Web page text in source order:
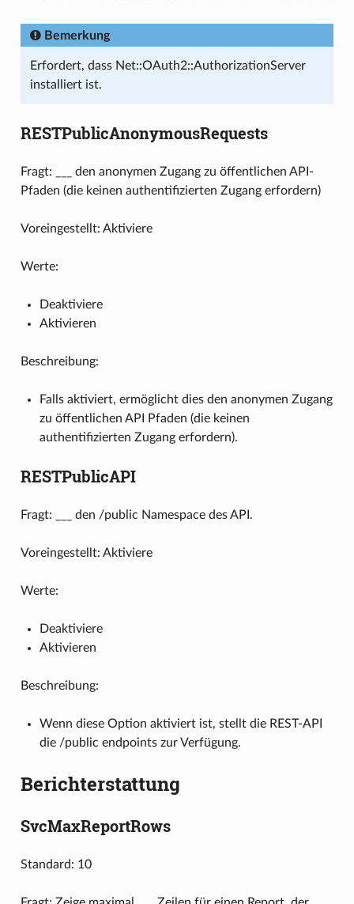
Bemerkung
Erfordert, dass Net::OAuth2::AuthorizationServer
installiert ist.
RESTPublicAnonymousRequests
Fragt: ___ den anonymen Zugang zu öffentlichen API-
Pfaden (die keinen authentifizierten Zugang erfordern)
Voreingestellt: Aktiviere
Werte:
Deaktiviere
Aktivieren
Beschreibung:
Falls aktiviert, ermöglicht dies den anonymen Zugang
zu öffentlichen API Pfaden (die keinen
authentifizierten Zugang erfordern).
RESTPublicAPI
Fragt: ___ den /public Namespace des API.
Voreingestellt: Aktiviere
Werte:
Deaktiviere
Aktivieren
Beschreibung:
Wenn diese Option aktiviert ist, stellt die REST-API
die /public endpoints zur Verfügung.
Berichterstattung
SvcMaxReportRows
Standard: 10